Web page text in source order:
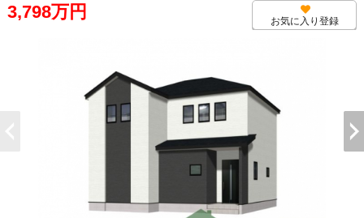
3,798万円 お気に入り登録